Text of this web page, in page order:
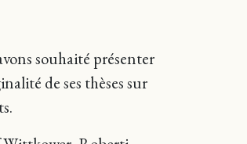
souhaité présenter
de ses thèses sur